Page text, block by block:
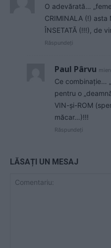
O adevărată…
CRIMINALA (!) asta
ÎNSETATĂ (!!!), de
Răspundeți
Paul Pârvu
Ce combinație…
pentru o
VIN-și-ROM
măcar…)!!!
Răspundeți
LĂSAȚI UN MESAJ